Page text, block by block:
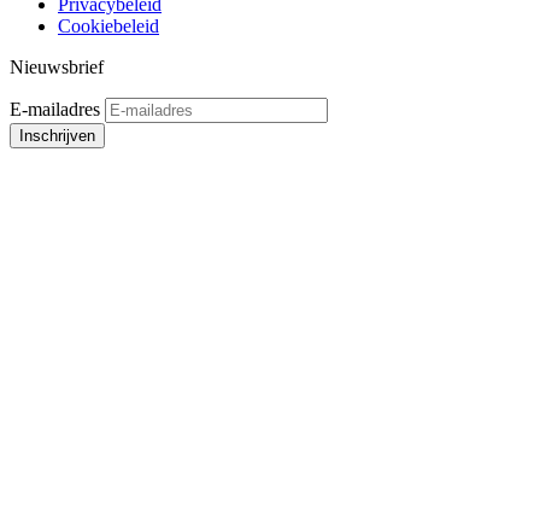
Privacybeleid
Cookiebeleid
Nieuwsbrief
E-mailadres
Inschrijven